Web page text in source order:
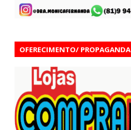
OFERECIMENTO/ PROPAGANDA